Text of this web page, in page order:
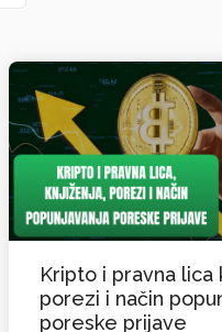
Kripto i pravna lica
porezi i način
poreske prijave